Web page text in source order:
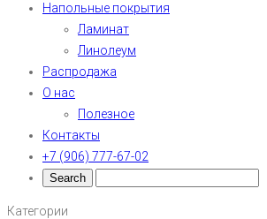
Напольные покрытия
Ламинат
Линолеум
Распродажа
О нас
Полезное
Контакты
+7 (906) 777-67-02
Категории